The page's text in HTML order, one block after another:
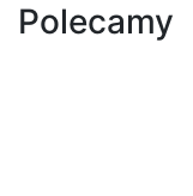
Polecamy